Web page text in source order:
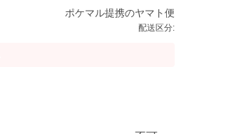
ポケマル提携のヤマト便
配送区分: